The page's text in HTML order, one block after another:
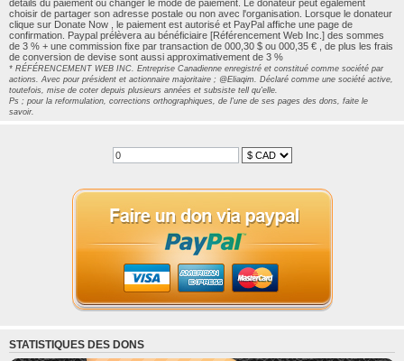
détails du paiement ou changer le mode de paiement. Le donateur peut également
choisir de partager son adresse postale ou non avec l'organisation. Lorsque le donateur
clique sur Donate Now , le paiement est autorisé et PayPal affiche une page de
confirmation. Paypal prélèvera au bénéficiaire [Référencement Web Inc.] des sommes
de 3 % + une commission fixe par transaction de 000,30 $ ou 000,35 € , de plus les frais
de conversion de devise sont aussi approximativement de 3 %
* RÉFÉRENCEMENT WEB INC. Entreprise Canadienne enregistré et constitué comme société par
actions. Avec pour président et actionnaire majoritaire ; @Eliaqim. Déclaré comme une société active,
toutefois, mise de coter depuis plusieurs années et subsiste tell qu'elle.
Ps ; pour la reformulation, corrections orthographiques, de l'une de ses pages des dons, faite le
savoir.
STATISTIQUES DES DONS